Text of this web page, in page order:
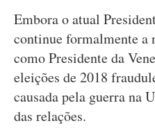
Embora o atual
continue formalmente a
como Presidente da
eleições de 2018
causada pela guerra na
das relações.